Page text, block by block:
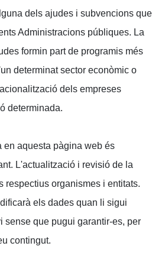
dels ajudes i subvencions que
Administracions públiques. La
formin part de programis més
determinat sector econòmic o
dels empreses
determinada.
en aquesta pàgina web és
L'actualització i revisió de la
respectius organismes i entitats.
els dades quan li sigui
sense que pugui garantir-es, per
contingut.